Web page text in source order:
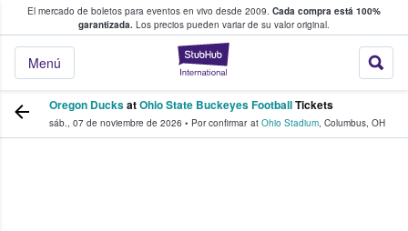
El mercado de boletos para eventos en vivo desde 2009. Cada compra está 100%
garantizada. Los precios pueden variar de su valor original.
StubHub: donde
Menú
fans compran y venden boletos
Oregon DucksatOhio State Buckeyes FootballTickets
sáb., 07 de noviembre de 2026 • Por confirmar at Ohio Stadium, Columbus, OH